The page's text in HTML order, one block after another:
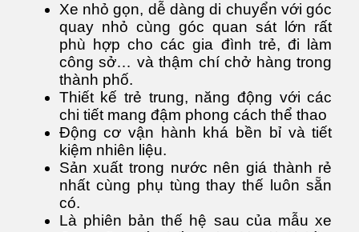
Xe nhỏ gọn, dễ dàng di chuyển với góc
quay nhỏ cùng góc quan sát lớn rất
phù hợp cho các gia đình trẻ, đi làm
công sở… và thậm chí chở hàng trong
thành phố.
Thiết kế trẻ trung, năng động với các
chi tiết mang đậm phong cách thể thao
Động cơ vận hành khá bền bỉ và tiết
kiệm nhiên liệu.
Sản xuất trong nước nên giá thành rẻ
nhất cùng phụ tùng thay thế luôn sẵn
có.
Là phiên bản thế hệ sau của mẫu xe